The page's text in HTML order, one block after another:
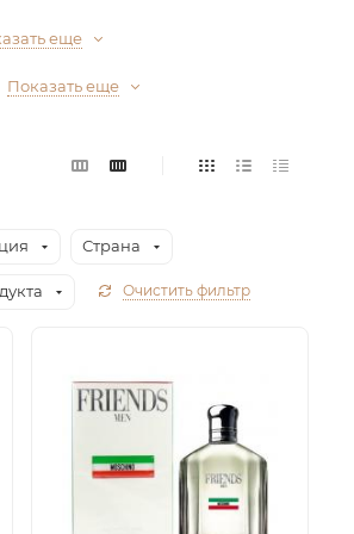
еще
Показать еще
Страна
Очистить фильтр